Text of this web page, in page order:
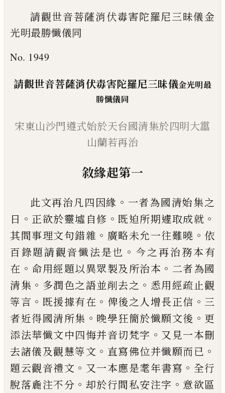
請觀世音菩薩消伏毒害陀羅尼三昧儀金
光明最勝懺儀同
No. 1949
請觀世音菩薩消伏毒害陀羅尼三昧儀金光明最
勝懺儀同
宋東山沙門遵式始於天台國清集於四明大靁
山蘭若再治
敘緣起第一
此文再治凡四因緣 。 一者為國清始集之
日 。 正欲於靈墟自修 。 既迫所期遽取成就 。
其間事理文句錯雜 。 廣略未允一往難曉 。 依
百錄題請觀音懺法是也 。 今之再治務本有
在 。 命用經題以異眾製及所治本 。 二者為國
清集 。 多潤色之語並削去之 。 悉用經疏止觀
等言 。 既援據有在 。 俾後之人增長正信 。 三
者近得國清所集 。 晚學狂簡於懺願文後 。 更
添法華懺文中四悔并音切梵字 。 又見一本刪
去諸儀及觀慧等文 。 直寫佛位并懺願而已 。
題云觀音禮文 。 又一本應是耄年書寫 。 全行
脫落麁注不分 。 却於行間私安注字 。 意欲區